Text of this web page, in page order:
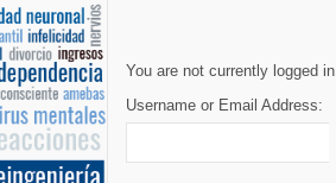
You are not currently logged in.
Username or Email Address: